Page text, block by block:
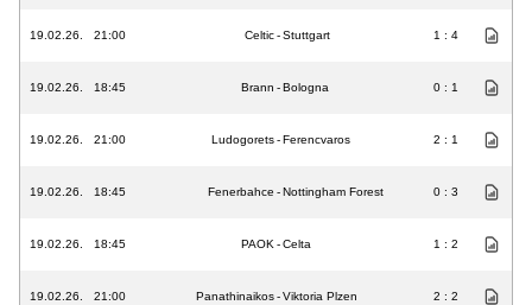
19.02.26. 21:00 Celtic-Stuttgart 1 : 4
19.02.26. 18:45 Brann -Bologna 0 : 1
19.02.26. 21:00 Ludogorets-Ferencvaros 2 : 1
19.02.26. 18:45 Fenerbahce -Nottingham Forest 0 : 3
19.02.26. 18:45 PAOK -Celta 1 : 2
19.02.26. 21:00 Panathinaikos-Viktoria Plzen 2 : 2